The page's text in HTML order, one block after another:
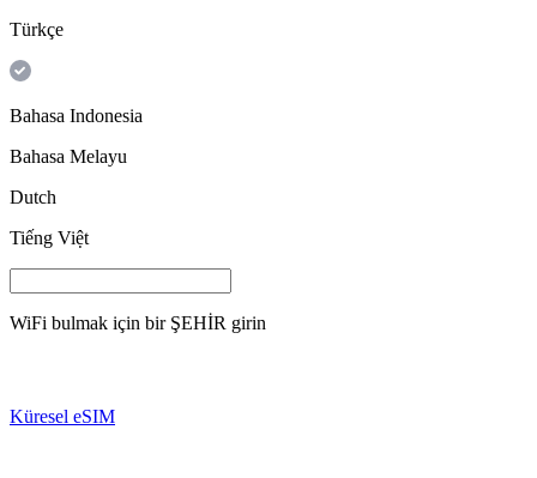
Türkçe
Bahasa Indonesia
Bahasa Melayu
Dutch
Tiếng Việt
WiFi bulmak için bir ŞEHİR girin
Küresel eSIM